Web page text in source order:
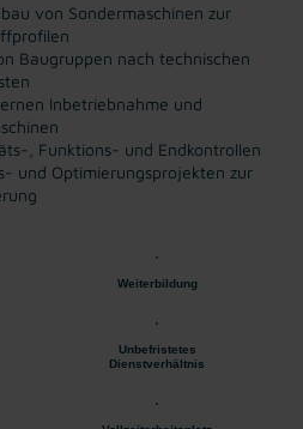
von Sondermaschinen zur
Baugruppen nach technischen
Inbetriebnahme und
, Funktions- und Endkontrollen
und Optimierungsprojekten zur
Weiterbildung
Unbefristetes
Dienstverhältnis